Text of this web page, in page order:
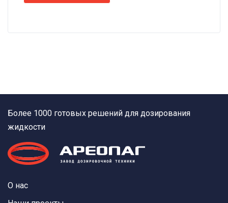
Более 1000 готовых решений для дозирования
жидкости
О нас